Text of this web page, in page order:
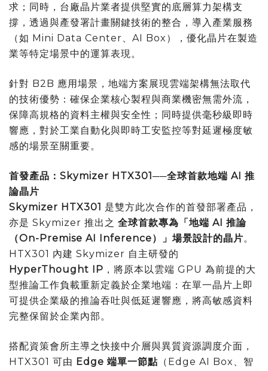
求；同時，台廠晶片業者提供堅實的底層算力架構支
撐，透過與產發署計畫關鍵技術的整合，導入產業服務
（如 Mini Data Center、AI Box），優化晶片在製造
業等特定場景中的運算表現。
針對 B2B 應用場景，地端方案展現雲端架構無法取代
的技術優勢：確保企業核心製程與商業機密無需外流，
保障高規格的資料主權與安全性；同時提供毫秒級即時
響應，對於工業自動化與即時工安監控等對延遲極度敏
感的場景至關重要。
首發產品：Skymizer HTX301──全球首款地端 AI 推
論晶片
Skymizer HTX301 是雙方此次合作的首發部署產品，
亦是 Skymizer 推出之 全球首款專為「地端 AI 推論
（On-Premise AI Inference）」場景設計的晶片。
HTX301 內建 Skymizer 自主研發的
HyperThought IP ，將原本以雲端 GPU 為前提的大
型推論工作負載重新定義於企業地端：在單一晶片上即
可提供企業級的推論吞吐與低延遲響應，將高敏感資料
完整保留於企業內部。
搭配資策會所主導之快接中介層與異質資源調度介面，
HTX301 可由 Edge 端單一節點 （Edge AI Box、智